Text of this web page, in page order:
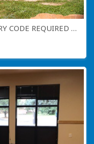
American Mothers Chapel - ENTRY CODE REQUIRED CALL (719) 385-5941